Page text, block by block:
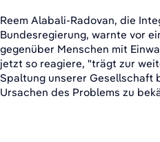
Reem Alabali-Radovan, die
Bundesregierung, warnte vor
gegenüber Menschen mit
jetzt so reagiere, "trägt zur
Spaltung unserer Gesellschaft
Ursachen des Problems zu